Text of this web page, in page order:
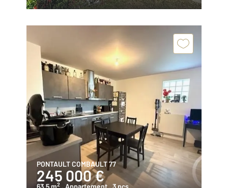
PONTAULT COMBAULT 77
245 000 €
63,5 m2 , Appartement , 3 pcs